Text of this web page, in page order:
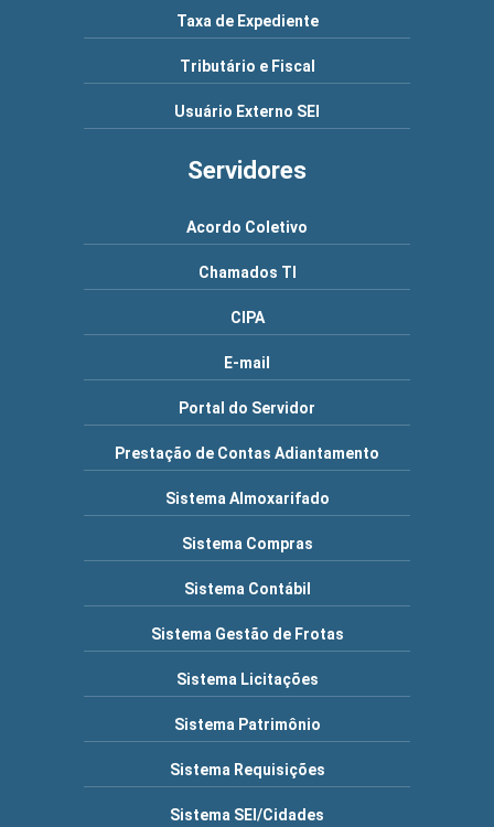
Taxa de Expediente
Tributário e Fiscal
Usuário Externo SEI
Servidores
Acordo Coletivo
Chamados TI
CIPA
E-mail
Portal do Servidor
Prestação de Contas Adiantamento
Sistema Almoxarifado
Sistema Compras
Sistema Contábil
Sistema Gestão de Frotas
Sistema Licitações
Sistema Patrimônio
Sistema Requisições
Sistema SEI/Cidades